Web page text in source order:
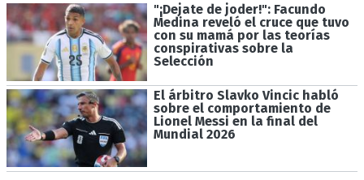
"¡Dejate de joder!": Facundo
Medina reveló el cruce que tuvo
con su mamá por las teorías
conspirativas sobre la
Selección
El árbitro Slavko Vincic habló
sobre el comportamiento de
Lionel Messi en la final del
Mundial 2026